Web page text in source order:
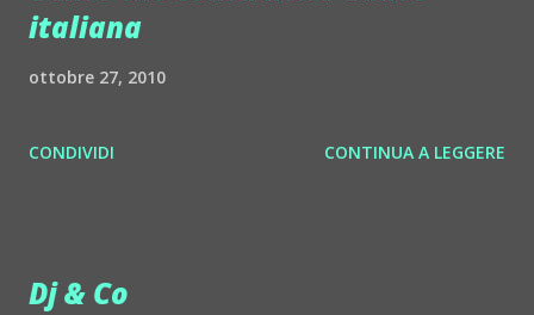
italiana
ottobre 27, 2010
CONDIVIDI CONTINUA A LEGGERE
Dj & Co